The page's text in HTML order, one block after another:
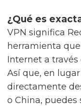
¿Qué es
VPN significa
herramienta
Internet a través
Así que, en
directamente
o China, puedes